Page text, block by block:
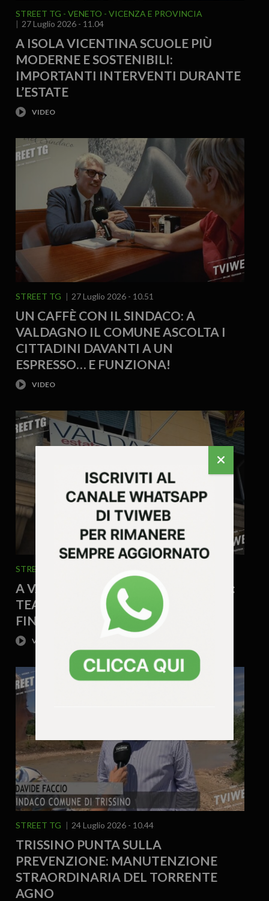
STREET TG VENETO
VICENZA E PROVINCIA
27 Luglio 2026 - 11.04
A ISOLA VICENTINA SCUOLE PIÙ
MODERNE E SOSTENIBILI:
IMPORTANTI INTERVENTI DURANTE
L’ESTATE
STREET TG 27 Luglio 2026 - 10.51
UN CAFFÈ CON IL SINDACO: A
VALDAGNO IL COMUNE ASCOLTA I
CITTADINI DAVANTI A UN
ESPRESSO… E FUNZIONA!
STREET TG
A VALDAGNO UN’ESTATE DI EVENTI:
TEATRO, MUSICA, FOOD E CULTURA
FINO A SETTEMBRE
STREET TG 24 Luglio 2026 - 10.44
TRISSINO PUNTA SULLA
PREVENZIONE: MANUTENZIONE
STRAORDINARIA DEL TORRENTE
AGNO